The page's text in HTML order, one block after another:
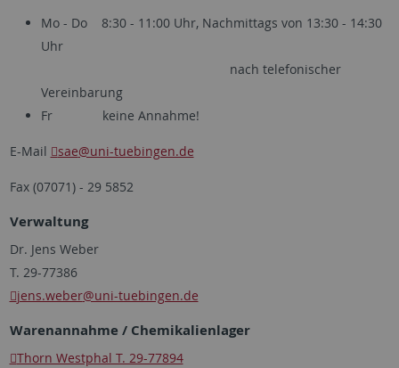
Mo - Do 8:30 - 11:00 Uhr, Nachmittags von 13:30 - 14:30
Uhr
nach telefonischer
Vereinbarung
Fr keine Annahme!
E-Mail sae@uni-tuebingen.de
Fax (07071) - 29 5852
Verwaltung
Dr. Jens Weber
T. 29-77386
jens.weber@uni-tuebingen.de
Warenannahme / Chemikalienlager
Thorn Westphal T. 29-77894